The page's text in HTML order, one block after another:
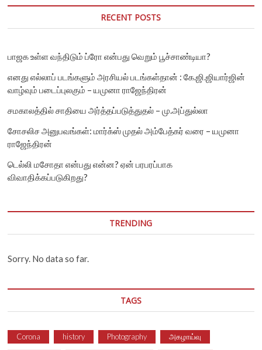
RECENT POSTS
பாஜக உள்ள வந்திடும் ப்ரோ என்பது வெறும் பூச்சாண்டியா?
எனது எல்லாப் படங்களும் அரசியல் படங்கள்தான் : கே.ஜி.ஜியார்ஜின்
வாழ்வும் படைப்புலகும் – யமுனா ராஜேந்திரன்
சமகாலத்தில் சாதியை அர்த்தப்படுத்துதல் – மு.அப்துல்லா
சோசலிச அனுபவங்கள்: மார்க்ஸ் முதல் அம்பேத்கர் வரை – யமுனா
ராஜேந்திரன்
டெல்லி மசோதா என்பது என்ன? ஏன் பரபரப்பாக
விவாதிக்கப்படுகிறது?
TRENDING
Sorry. No data so far.
TAGS
Corona history Photography அகழாய்வு